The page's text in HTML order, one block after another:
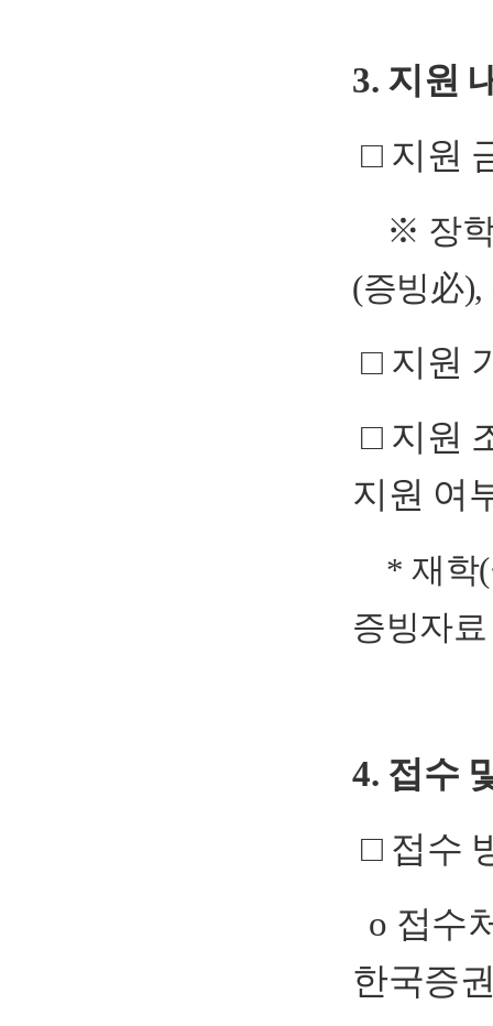
3. 지원
□ 지원
※ 장
(증빙必
□ 지원
□ 지원
지원 여
* 재학
증빙자
4. 접수
□ 접수
o 접수
한국증